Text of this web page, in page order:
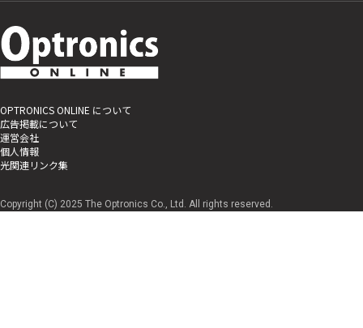
OPTRONICS ONLINE について
広告掲載について
運営会社
個人情報
光関連リンク集
Copyright (C) 2025 The Optronics Co., Ltd. All rights reserved.